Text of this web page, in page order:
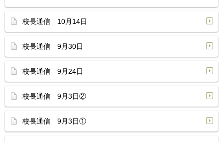
校長通信 10月14日
校長通信 9月30日
校長通信 9月24日
校長通信 9月3日②
校長通信 9月3日①